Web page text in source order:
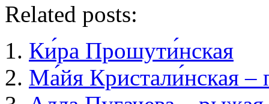
Related posts:
Ки́ра Прошути́нская
Ма́йя Кристали́нская –